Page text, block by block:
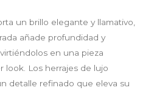
un brillo elegante y llamativo,
añade profundidad y
en una pieza
look. Los herrajes de lujo
detalle refinado que eleva su